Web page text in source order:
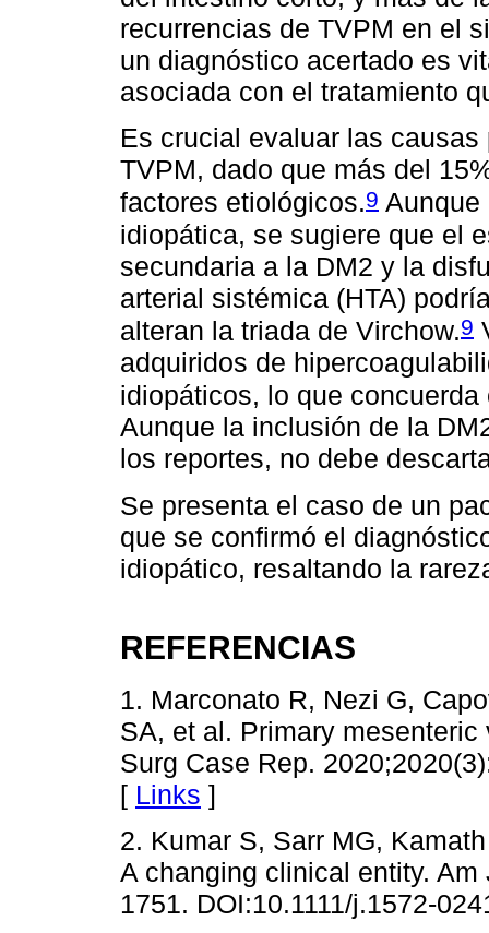
recurrencias de TVPM en el
un diagnóstico acertado es
asociada con el tratamiento
Es crucial evaluar las
TVPM, dado que más del
factores etiológicos.9 Aunque
idiopática, se sugiere que el
secundaria a la DM2 y la
arterial sistémica (HTA)
alteran la triada de Virchow.9
adquiridos de
idiopáticos, lo que
Aunque la inclusión de la
los reportes, no debe
Se presenta el caso de un
que se confirmó el
idiopático, resaltando la
REFERENCIAS
1. Marconato R, Nezi G,
SA, et al. Primary
Surg Case Rep.
[ Links ]
2. Kumar S, Sarr MG,
A changing clinical entity.
1751. DOI:10.1111/j.1572-